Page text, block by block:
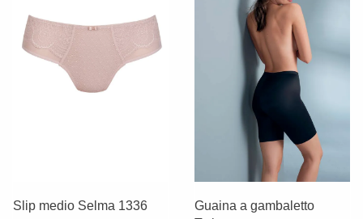
Slip medio Selma 1336
Guaina a gambaletto